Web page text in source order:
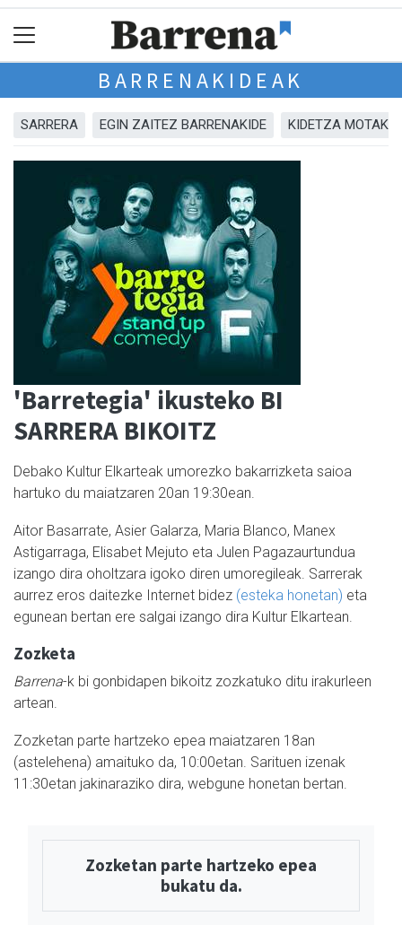
BARRENAKIDEAK
SARRERA EGIN ZAITEZ BARRENAKIDE KIDETZA MOTAK
'Barretegia' ikusteko BI
SARRERA BIKOITZ
Debako Kultur Elkarteak umorezko bakarrizketa saioa
hartuko du maiatzaren 20an 19:30ean.
Aitor Basarrate, Asier Galarza, Maria Blanco, Manex
Astigarraga, Elisabet Mejuto eta Julen Pagazaurtundua
izango dira oholtzara igoko diren umoregileak. Sarrerak
aurrez eros daitezke Internet bidez (esteka honetan) eta
egunean bertan ere salgai izango dira Kultur Elkartean.
Zozketa
Barrena-k bi gonbidapen bikoitz zozkatuko ditu irakurleen
artean.
Zozketan parte hartzeko epea maiatzaren 18an
(astelehena) amaituko da, 10:00etan. Sarituen izenak
11:30etan jakinaraziko dira, webgune honetan bertan.
Zozketan parte hartzeko epea
bukatu da.